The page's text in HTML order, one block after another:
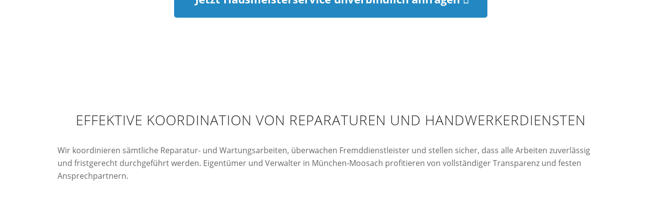
EFFEKTIVE KOORDINATION VON REPARATUREN UND HANDWERKERDIENSTEN
Wir koordinieren sämtliche Reparatur- und Wartungsarbeiten, überwachen Fremddienstleister und stellen sicher, dass alle Arbeiten zuverlässig
und fristgerecht durchgeführt werden. Eigentümer und Verwalter in München-Moosach profitieren von vollständiger Transparenz und festen
Ansprechpartnern.